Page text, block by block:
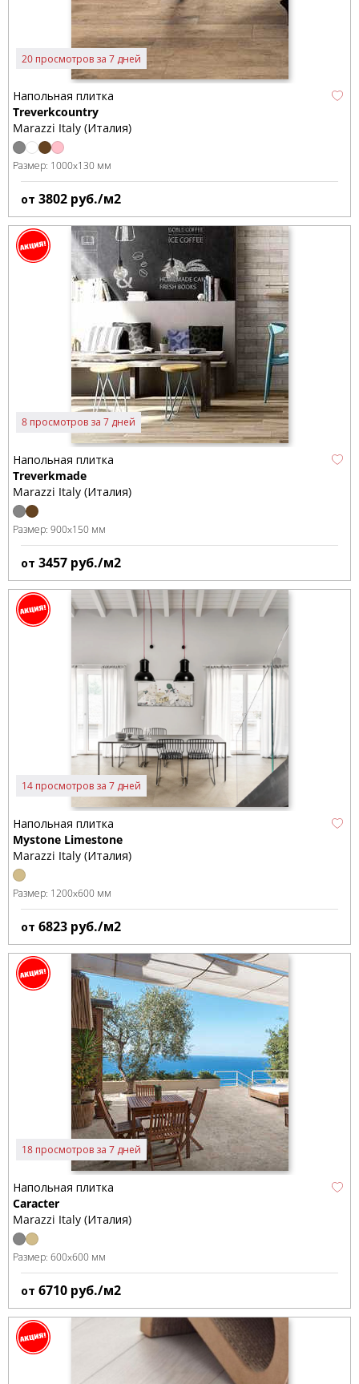
20 просмотров за 7 дней
Напольная плитка
Treverkcountry
Marazzi Italy (Италия)
Размер: 1000x130 мм
от 3802 руб./м2
8 просмотров за 7 дней
Напольная плитка
Treverkmade
Marazzi Italy (Италия)
Размер: 900x150 мм
от 3457 руб./м2
14 просмотров за 7 дней
Напольная плитка
Mystone Limestone
Marazzi Italy (Италия)
Размер: 1200x600 мм
от 6823 руб./м2
18 просмотров за 7 дней
Напольная плитка
Caracter
Marazzi Italy (Италия)
Размер: 600x600 мм
от 6710 руб./м2